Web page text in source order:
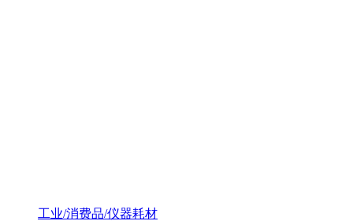
工业/消费品/仪器耗材